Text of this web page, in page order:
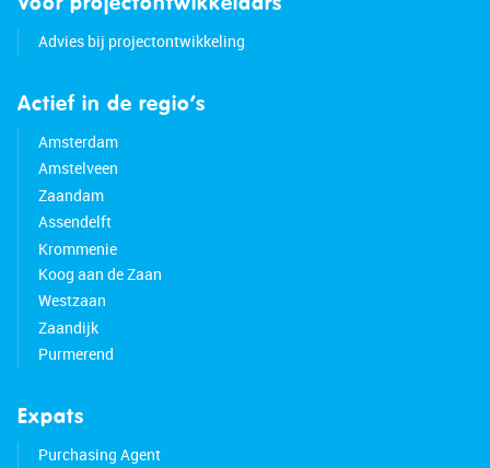
Advies bij projectontwikkeling
Actief in de regio’s
Amsterdam
Amstelveen
Zaandam
Assendelft
Krommenie
Koog aan de Zaan
Westzaan
Zaandijk
Purmerend
Expats
Purchasing Agent